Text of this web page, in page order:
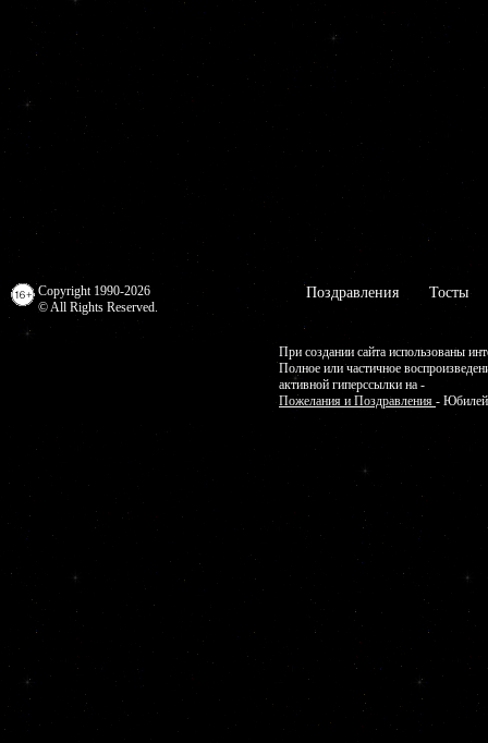
Copyright 1990-2026
© All Rights Reserved.
Поздравления Тосты
При создании сайта использованы
Полное или частичное
активной гиперссылки на -
Пожелания и Поздравления - Юбилей